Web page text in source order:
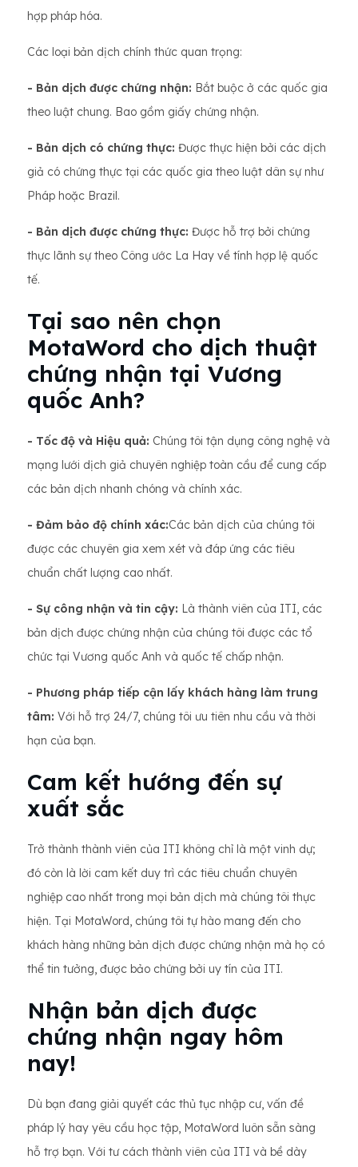
hợp pháp hóa.
Các loại bản dịch chính thức quan trọng:
- Bản dịch được chứng nhận: Bắt buộc ở các quốc gia
theo luật chung. Bao gồm giấy chứng nhận.
- Bản dịch có chứng thực: Được thực hiện bởi các dịch
giả có chứng thực tại các quốc gia theo luật dân sự như
Pháp hoặc Brazil.
- Bản dịch được chứng thực: Được hỗ trợ bởi chứng
thực lãnh sự theo Công ước La Hay về tính hợp lệ quốc
tế.
Tại sao nên chọn
MotaWord cho dịch thuật
chứng nhận tại Vương
quốc Anh?
- Tốc độ và Hiệu quả: Chúng tôi tận dụng công nghệ và
mạng lưới dịch giả chuyên nghiệp toàn cầu để cung cấp
các bản dịch nhanh chóng và chính xác.
- Đảm bảo độ chính xác:Các bản dịch của chúng tôi
được các chuyên gia xem xét và đáp ứng các tiêu
chuẩn chất lượng cao nhất.
- Sự công nhận và tin cậy: Là thành viên của ITI, các
bản dịch được chứng nhận của chúng tôi được các tổ
chức tại Vương quốc Anh và quốc tế chấp nhận.
- Phương pháp tiếp cận lấy khách hàng làm trung
tâm: Với hỗ trợ 24/7, chúng tôi ưu tiên nhu cầu và thời
hạn của bạn.
Cam kết hướng đến sự
xuất sắc
Trở thành thành viên của ITI không chỉ là một vinh dự;
đó còn là lời cam kết duy trì các tiêu chuẩn chuyên
nghiệp cao nhất trong mọi bản dịch mà chúng tôi thực
hiện. Tại MotaWord, chúng tôi tự hào mang đến cho
khách hàng những bản dịch được chứng nhận mà họ có
thể tin tưởng, được bảo chứng bởi uy tín của ITI.
Nhận bản dịch được
chứng nhận ngay hôm
nay!
Dù bạn đang giải quyết các thủ tục nhập cư, vấn đề
pháp lý hay yêu cầu học tập, MotaWord luôn sẵn sàng
hỗ trợ bạn. Với tư cách thành viên của ITI và bề dày